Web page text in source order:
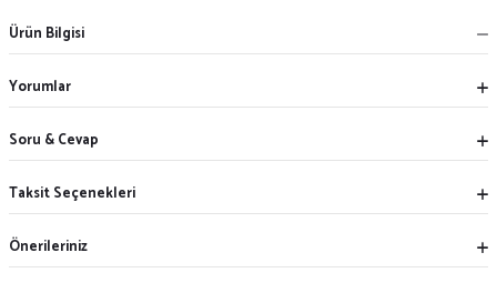
Ürün Bilgisi
Yorumlar
Soru & Cevap
Taksit Seçenekleri
Önerileriniz